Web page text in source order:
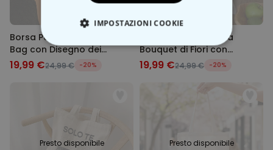
Borsa Personalizzata Tote
Bag con Disegno dei
Bambini
19,99 €24,99 € -20%
Borsa Personalizzata
Bouquet di Fiori con
Impronta della Mano
19,99 €24,99 € -20%
Presto disponibile Presto disponibile
IMPOSTAZIONI COOKIE
STRETTAMENTE NECESSARIO
NON CLASSIFICATO